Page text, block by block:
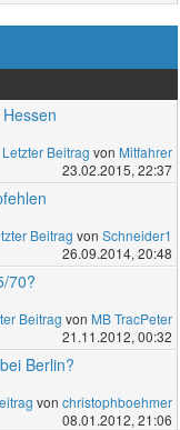
Letzter Beitrag von Mitfahrer
23.02.2015, 22:37
Beitrag von Schneider1
26.09.2014, 20:48
70?
Beitrag von MB TracPeter
21.11.2012, 00:32
Berlin?
von christophboehmer
08.01.2012, 21:06